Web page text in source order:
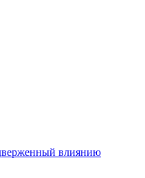
влиянию